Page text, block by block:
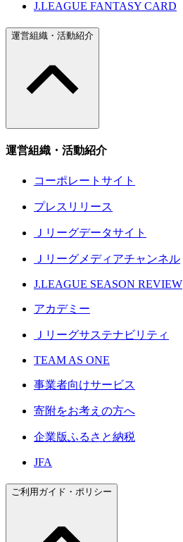
J.LEAGUE FANTASY CARD
運営組織・活動紹介
運営組織・活動紹介
コーポレートサイト
プレスリリース
Ｊリーグデータサイト
Ｊリーグメディアチャンネル
J.LEAGUE SEASON REVIEW
アカデミー
Ｊリーグサステナビリティ
TEAM AS ONE
事業者向けサービス
寄附をお考えの方へ
企業版ふるさと納税
JFA
ご利用ガイド・ポリシー